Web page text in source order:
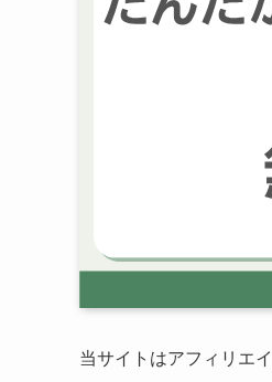
当サイトはアフィリエ